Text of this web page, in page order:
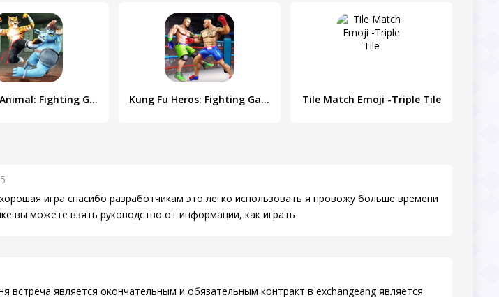
Kung Fu Animal: Fighting Games Kung Fu Heros: Fighting Game Tile Match Emoji -Triple Tile
игра спасибо разработчикам это легко использовать я провожу больше времени
вы можете взять руководство от информации, как играть
встреча является окончательным и обязательным контракт в exchangeang является